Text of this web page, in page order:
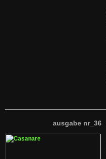
ausgabe nr_36